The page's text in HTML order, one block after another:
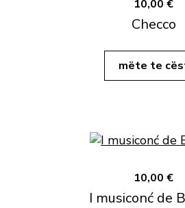
10,00 €
Checco
mëte te
10,00 €
I musiconć de